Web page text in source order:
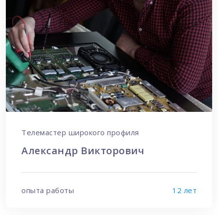
Телемастер широкого профиля
Александр Викторович
опыта работы 12 лет